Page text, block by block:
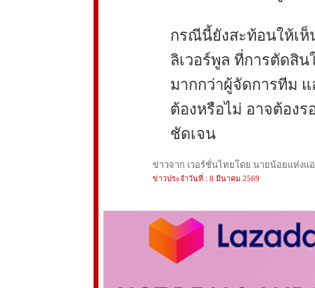
กรณีนี้ยังสะท้อนให้เห็
ลิเวอร์พูล ที่การตัดสิ
มากกว่าผู้จัดการทีม
ต้องหรือไม่ อาจต้อง
ชัดเจน
ข่าวจาก เวอร์ชั่นไทยโดย นายน้อยแห่งแ
ข่าวประจำวันที่ : 8 มีนาคม 2569